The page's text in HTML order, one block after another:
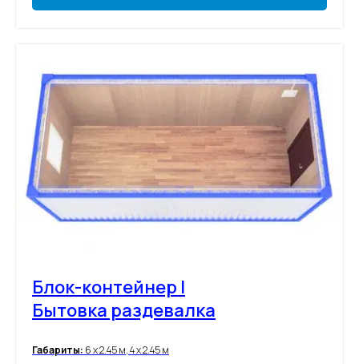
Блок-контейнер |
Бытовка раздевалка
Габариты: 6 х 2.45 м, 4 х 2.45 м